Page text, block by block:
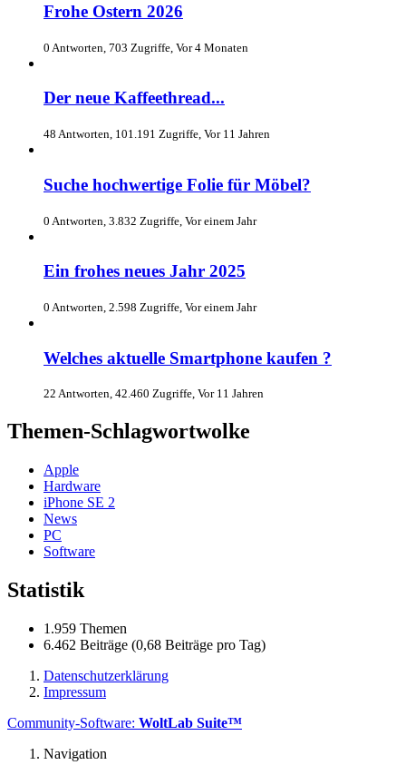
Frohe Ostern 2026
0 Antworten, 703 Zugriffe, Vor 4 Monaten
Der neue Kaffeethread...
48 Antworten, 101.191 Zugriffe, Vor 11 Jahren
Suche hochwertige Folie für Möbel?
0 Antworten, 3.832 Zugriffe, Vor einem Jahr
Ein frohes neues Jahr 2025
0 Antworten, 2.598 Zugriffe, Vor einem Jahr
Welches aktuelle Smartphone kaufen ?
22 Antworten, 42.460 Zugriffe, Vor 11 Jahren
Themen-Schlagwortwolke
Apple
Hardware
iPhone SE 2
News
PC
Software
Statistik
1.959 Themen
6.462 Beiträge (0,68 Beiträge pro Tag)
Datenschutzerklärung
Impressum
Community-Software: WoltLab Suite™
Navigation